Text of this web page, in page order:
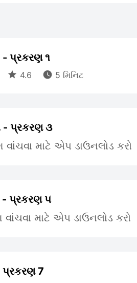
- પ્રકરણ ૧
 4.6  5 મિનિટ
- પ્રકરણ ૩
માટે એપ ડાઉનલોડ કરો
- પ્રકરણ ૫
માટે એપ ડાઉનલોડ કરો
પ્રકરણ 7